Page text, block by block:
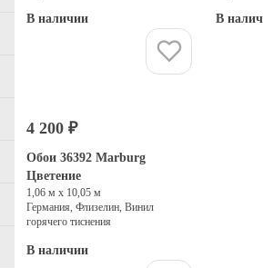
В наличии В
4 200 ₽
Обои 36392 Marburg
Цветение
1,06 м х 10,05 м
Германия, Флизелин, Винил
горячего тиснения
В наличии